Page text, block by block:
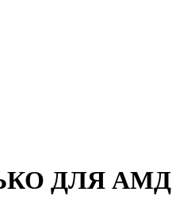
ДЛЯ АМД